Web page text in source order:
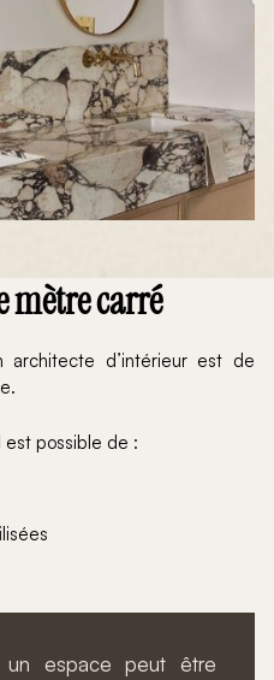
mètre carré
architecte d’intérieur est de
est possible de :
un espace peut être